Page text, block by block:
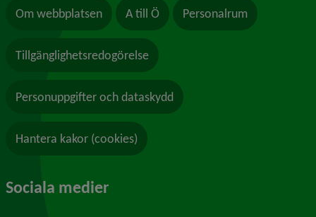
Om webbplatsen A till Ö Personalrum
Tillgänglighetsredogörelse
Personuppgifter och dataskydd
Hantera kakor (cookies)
Sociala medier